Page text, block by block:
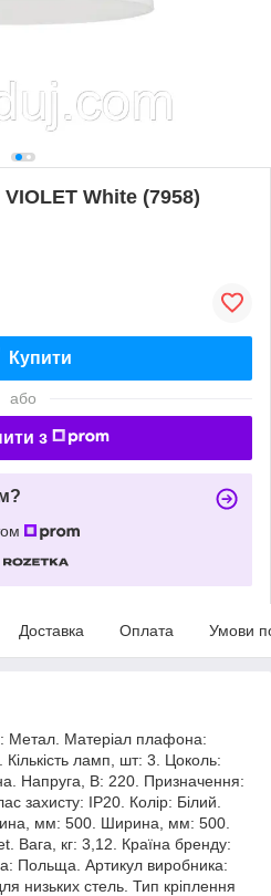
White (7958)
Купити
або
з
Доставка Оплата Умови
Метал. Матеріал плафона:
Кількість ламп, шт: 3. Цоколь:
Напруга, В: 220. Призначення:
захисту: IP20. Колір: Білий.
мм: 500. Ширина, мм: 500.
Вага, кг: 3,12. Країна бренду:
Польща. Артикул виробника:
низьких стель. Тип кріплення